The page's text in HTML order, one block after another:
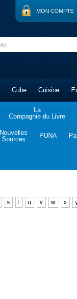
MON COMPTE
Cube Cuisine
La
Compagnie du Livre
Nouvelles
Sources
PUNA
s t u v w x